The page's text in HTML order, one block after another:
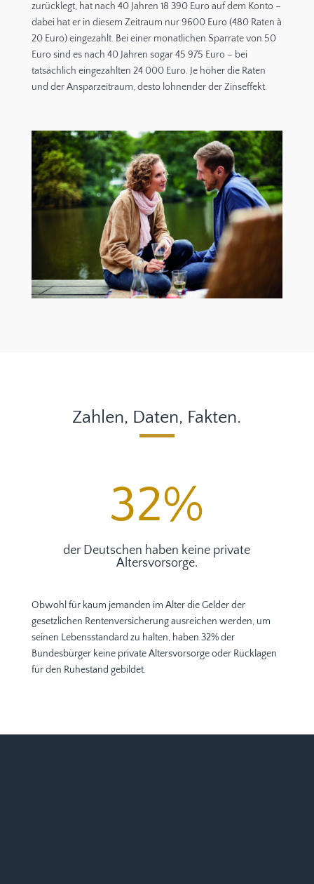
zurücklegt, hat nach 40 Jahren 18 390 Euro auf dem Konto –
dabei hat er in diesem Zeitraum nur 9600 Euro (480 Raten à
20 Euro) eingezahlt. Bei einer monatlichen Sparrate von 50
Euro sind es nach 40 Jahren sogar 45 975 Euro – bei
tatsächlich eingezahlten 24 000 Euro. Je höher die Raten
und der Ansparzeitraum, desto lohnender der Zinseffekt.
Zahlen, Daten, Fakten.
32%
der Deutschen haben keine private
Altersvorsorge.
Obwohl für kaum jemanden im Alter die Gelder der
gesetzlichen Rentenversicherung ausreichen werden, um
seinen Lebensstandard zu halten, haben 32% der
Bundesbürger keine private Altersvorsorge oder Rücklagen
für den Ruhestand gebildet.